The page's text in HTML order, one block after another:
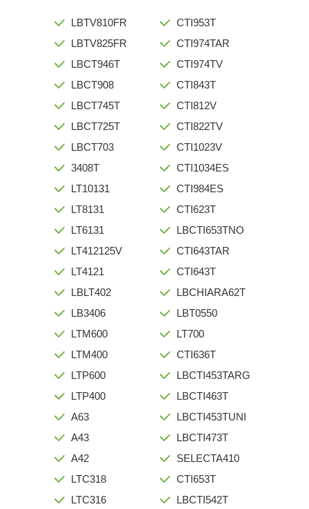
LBTV810FR
LBTV825FR
LBCT946T
LBCT908
LBCT745T
LBCT725T
LBCT703
3408T
LT10131
LT8131
LT6131
LT412125V
LT4121
LBLT402
LB3406
LTM600
LTM400
LTP600
LTP400
A63
A43
A42
LTC318
LTC316
CTI953T
CTI974TAR
CTI974TV
CTI843T
CTI812V
CTI822TV
CTI1023V
CTI1034ES
CTI984ES
CTI623T
LBCTI653TNO
CTI643TAR
CTI643T
LBCHIARA62T
LBT0550
LT700
CTI636T
LBCTI453TARG
LBCTI463T
LBCTI453TUNI
LBCTI473T
SELECTA410
CTI653T
LBCTI542T